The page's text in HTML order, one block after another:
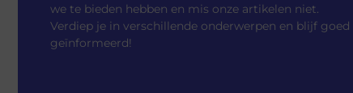
we te bieden hebben en mis onze artikelen niet.
Verdiep je in verschillende onderwerpen en blijf goed
geïnformeerd!